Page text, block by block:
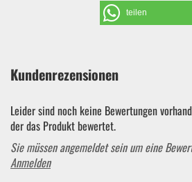
teilen
Kundenrezensionen
Leider sind noch keine Bewertungen
der das Produkt bewertet.
Sie müssen angemeldet sein um eine
Anmelden